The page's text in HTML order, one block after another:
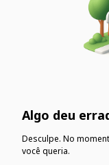
Algo deu
Desculpe. No
você queria.